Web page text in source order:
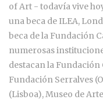
of Art - todavía vive
una beca de ILEA,
beca de la Fundación
numerosas
destacan la
Fundación Serralves
(Lisboa), Museo de